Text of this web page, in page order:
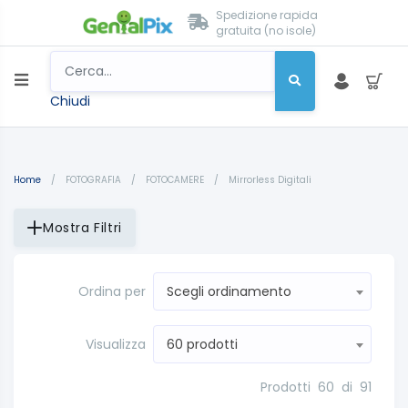
Spedizione rapida
gratuita (no isole)
Chiudi
Home / FOTOGRAFIA / FOTOCAMERE / Mirrorless Digitali
Mostra Filtri
Ordina per Scegli ordinamento
Visualizza 60 prodotti
Prodotti 60 di 91